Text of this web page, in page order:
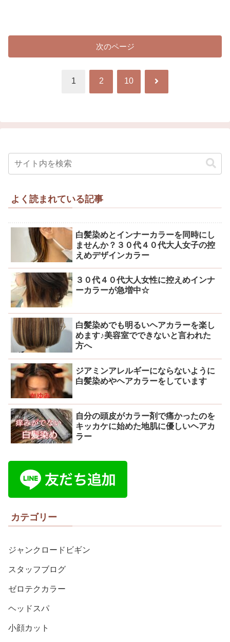
次のページ
1 2 10 次
よく読まれている記事
白髪染めとインナーカラーを同時にし
ませんか？３０代４０代大人女子の控
えめデザインカラー
３０代４０代大人女性に控えめインナ
ーカラーが急増中☆
白髪染めでも明るいヘアカラーを楽し
めます♪美容室でできないと言われた
方へ
ジアミンアレルギーにならないように
白髪染めやヘアカラーをしています
自分の頭皮がカラー剤で痛かったのを
キッカケに始めた地肌に優しいヘアカ
ラー
カテゴリー
ジャンクロードビギン
スタッフブログ
ゼロテクカラー
ヘッドスパ
小顔カット